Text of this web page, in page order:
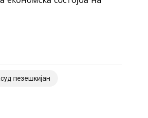
пезешкијан